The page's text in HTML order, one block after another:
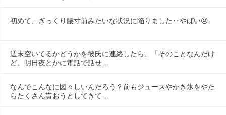
初めて、ぎっくり腰寸前みたいな状況に陥りました‥やばい😣
週末空いてるかどうかを彼氏に連絡したら、「そのことなんだけ
ど、明日夜とかに電話で話せ…
なんでこんなに図々しいんだろう？前もジュースやかき氷をやた
らたくさん貰おうとしてきて…